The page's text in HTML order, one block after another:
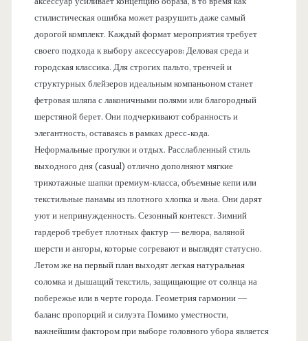
стилистическая ошибка может разрушить даже самый
дорогой комплект. Каждый формат мероприятия требует
своего подхода к выбору аксессуаров: Деловая среда и
городская классика. Для строгих пальто, тренчей и
структурных блейзеров идеальным компаньоном станет
фетровая шляпа с лаконичными полями или благородный
шерстяной берет. Они подчеркивают собранность и
элегантность, оставаясь в рамках дресс-кода.
Неформальные прогулки и отдых. Расслабленный стиль
выходного дня (casual) отлично дополняют мягкие
трикотажные шапки премиум-класса, объемные кепи или
текстильные панамы из плотного хлопка и льна. Они дарят
уют и непринужденность. Сезонный контекст. Зимний
гардероб требует плотных фактур — велюра, валяной
шерсти и ангоры, которые согревают и выглядят статусно.
Летом же на первый план выходят легкая натуральная
соломка и дышащий текстиль, защищающие от солнца на
побережье или в черте города. Геометрия гармонии —
баланс пропорций и силуэта Помимо уместности,
важнейшим фактором при выборе головного убора является